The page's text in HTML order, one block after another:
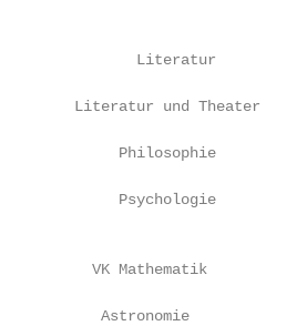
Literatur
Literatur und Theater
Philosophie
Psychologie
VK Mathematik
Astronomie